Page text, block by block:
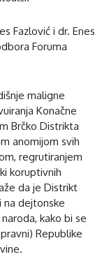
Fazlović i dr. Enes
Foruma
maligne
Konačne
Brčko Distrikta
anomijom svih
regrutiranjem
koruptivnih
da je Distrikt
dejtonske
kako bi se
Republike